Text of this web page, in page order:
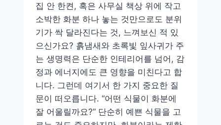
내
식
물
–
관
리
쉬
운
녹
집 안 한켠, 혹은 사무실 책상 위에 작고
소박한 화분 하나 놓는 것만으로도 분위
기가 싹 달라진다는 것, 느껴보신 적 있
으신가요? 흙냄새와 초록빛 잎사귀가 주
는 생명력은 단순한 인테리어를 넘어, 감
정과 에너지에도 큰 영향을 미친다고 합
니다. 그런데 여기서 한 가지 중요한 질
문이 떠오릅니다. “어떤 식물이 화분에
잘 어울릴까요?” 단순히 예쁜 식물을 고